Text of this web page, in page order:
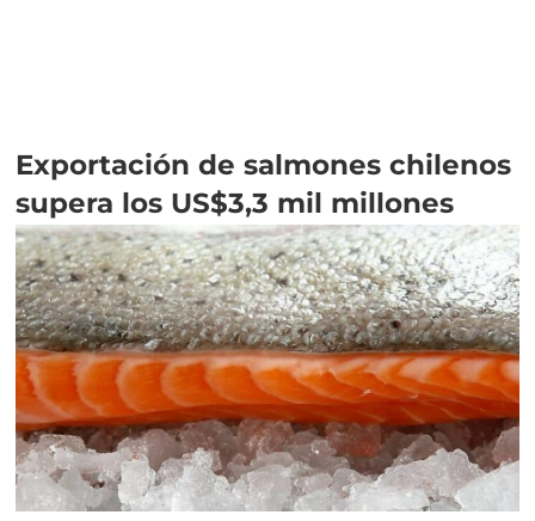
Exportación de salmones chilenos
supera los US$3,3 mil millones